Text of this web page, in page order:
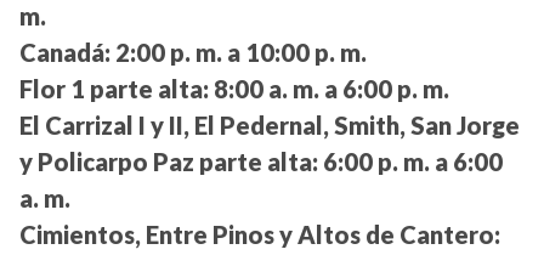
m.
Canadá: 2:00 p. m. a 10:00 p. m.
Flor 1 parte alta: 8:00 a. m. a 6:00 p. m.
El Carrizal I y II, El Pedernal, Smith, San Jorge
y Policarpo Paz parte alta: 6:00 p. m. a 6:00
a. m.
Cimientos, Entre Pinos y Altos de Cantero: